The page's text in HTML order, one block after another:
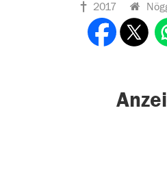
2017